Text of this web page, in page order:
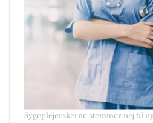
Sygeplejerskerne stemmer nej til